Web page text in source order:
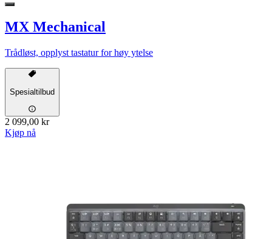
MX Mechanical
Trådløst, opplyst tastatur for høy ytelse
Spesialtilbud
2 099,00 kr
Kjøp nå